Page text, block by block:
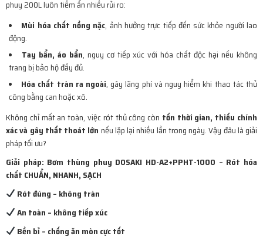
phuy 200L luôn tiềm ẩn nhiều rủi ro:
Mùi hóa chất nồng nặc, ảnh hưởng trực tiếp đến sức khỏe người lao
động.
Tay bẩn, áo bẩn, nguy cơ tiếp xúc với hóa chất độc hại nếu không
trang bị bảo hộ đầy đủ.
Hóa chất tràn ra ngoài, gây lãng phí và nguy hiểm khi thao tác thủ
công bằng can hoặc xô.
Không chỉ mất an toàn, việc rót thủ công còn tốn thời gian, thiếu chính
xác và gây thất thoát lớn nếu lặp lại nhiều lần trong ngày. Vậy đâu là giải
pháp tối ưu?
Giải pháp: Bơm thùng phuy DOSAKI HD-A2+PPHT-1000 – Rót hóa
chất CHUẨN, NHANH, SẠCH
Rót đúng – không tràn
An toàn – không tiếp xúc
Bền bỉ – chống ăn mòn cực tốt